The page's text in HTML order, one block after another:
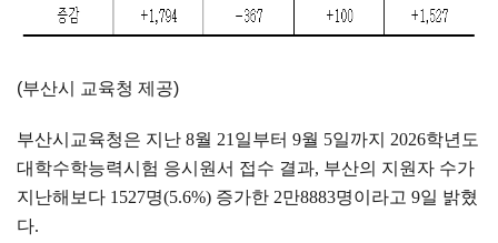
(부산시 교육청 제공)
부산시교육청은 지난 8월 21 일부터 9월 5일까지 2026학년도
대학수학능력시험 응시원서 접수 결과, 부산의 지원자 수가
지난해보다 1527명(5.6%) 증가한 2만8883명이라고 9일 밝혔
다.